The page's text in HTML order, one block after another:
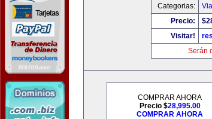
Categorias:
Precio:
Visitar!
Serán
COMPRAR AHORA
Precio $28,995.00
COMPRAR AHORA